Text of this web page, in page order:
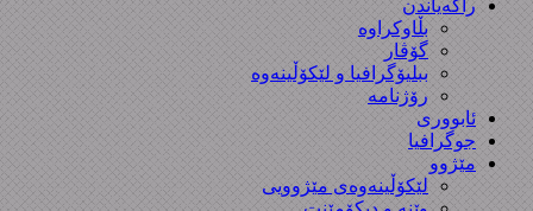
راگەیاندن
بڵاوکراوە
گۆڤار
ببلیۆگرافیا و لێکۆڵینەوە
رۆژنامە
ئابووری
جوگرافیا
مێژوو
لێکۆڵینەوەی مێژوویی